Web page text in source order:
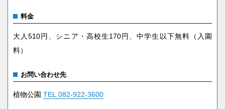
料金
大人510円、シニア・高校生170円、中学生以下無料（入園
料）
お問い合わせ先
植物公園 TEL.082-922-3600